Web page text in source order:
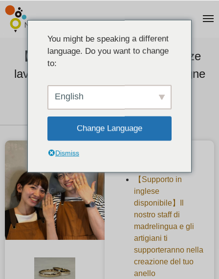
【Voce del cliente】Anello di nozze
lavorato a martello in oro champagne
【Supporto in
inglese
disponibile】Il
nostro staff di
madrelingua e gli
artigiani ti
supporteranno nella
creazione del tuo
anello
You might be speaking a different
language. Do you want to change
to:
English
Change Language
Dismiss